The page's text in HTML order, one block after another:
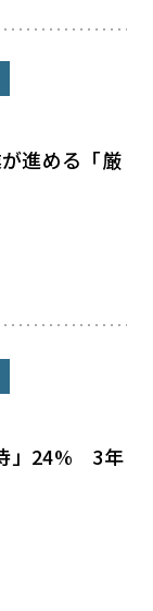
進める「厳
」24% 3年